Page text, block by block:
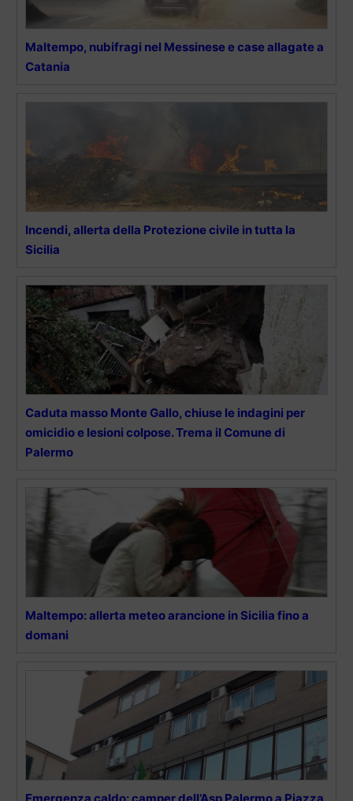
Maltempo, nubifragi nel Messinese e case allagate a
Catania
Incendi, allerta della Protezione civile in tutta la
Sicilia
Caduta masso Monte Gallo, chiuse le indagini per
omicidio e lesioni colpose. Trema il Comune di
Palermo
Maltempo: allerta meteo arancione in Sicilia fino a
domani